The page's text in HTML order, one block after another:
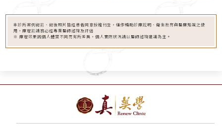
本診所案例術前、術後照片皆經患者同意授權刊登，僅作輔助診療說明、衛生教育與醫療知識之使
用，療程前請務必經專業醫師諮詢及評估
※ 療程效果因個人體質不同而有所差異，個人實際狀況請以醫師諮詢建議為主。